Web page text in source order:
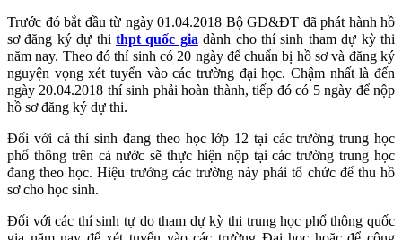
Trước đó bắt đầu từ ngày 01.04.2018 Bộ GD&ĐT đã phát hành hồ
sơ đăng ký dự thi thpt quốc gia dành cho thí sinh tham dự kỳ thi
năm nay. Theo đó thí sinh có 20 ngày để chuẩn bị hồ sơ và đăng ký
nguyện vọng xét tuyển vào các trường đại học. Chậm nhất là đến
ngày 20.04.2018 thí sinh phải hoàn thành, tiếp đó có 5 ngày để nộp
hồ sơ đăng ký dự thi.
Đối với cá thí sinh đang theo học lớp 12 tại các trường trung học
phổ thông trên cả nước sẽ thực hiện nộp tại các trường trung học
đang theo học. Hiệu trưởng các trường này phải tổ chức để thu hồ
sơ cho học sinh.
Đối với các thí sinh tự do tham dự kỳ thi trung học phổ thông quốc